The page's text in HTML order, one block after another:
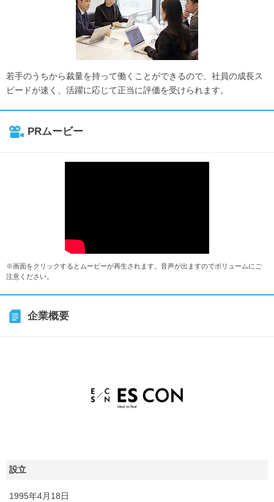
若手のうちから裁量を持って働くことができるので、社員の成長ス
ピードが速く、活躍に応じて正当に評価を受けられます。
PRムービー
※画面をクリックするとムービーが再生されます。音声が出ますのでボリュームにご
注意ください。
企業概要
設立
1995年4月18日